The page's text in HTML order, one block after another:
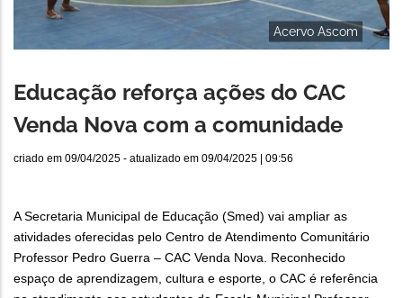
Acervo Ascom
Educação reforça ações do CAC
Venda Nova com a comunidade
criado em 09/04/2025 - atualizado em 09/04/2025 | 09:56
A Secretaria Municipal de Educação (Smed) vai ampliar as
atividades oferecidas pelo Centro de Atendimento Comunitário
Professor Pedro Guerra – CAC Venda Nova. Reconhecido
espaço de aprendizagem, cultura e esporte, o CAC é referência